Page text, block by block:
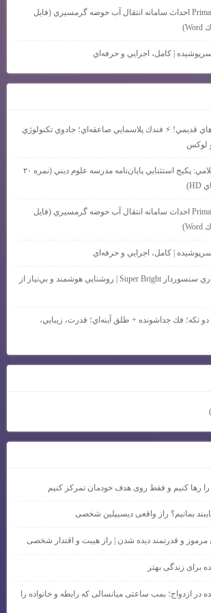
پروژه آماده Primavera P6 احداث سامانه انتقال آب حوضه گرمسيري (فايل
قديمي! ⚡ فندك پلاسمايي صاعقه‌اي؛ جادوي تكنولوژي
لوكس
شاهكار معماري اسلامي: پكيج استثنايي پايان‌نامه مدرسه علوم ديني (نمره ۲۰
پروژه آماده Primavera P6 احداث سامانه انتقال آب حوضه گرمسيري (فايل
چراغ خورشيدي ديواري سنسوردار Super Bright | روشنايي هوشمند و بي‌نياز از
تكه؛ فك جداشونده + طلق آينه‌اي؛ قدرت، زيبايي،
رها کنیم و فقط روی هدف خودمان تمرکز کنیم
بمانیم؟ راز واقعی دیسیپلین شخصی
ازدواج؛ بمب ساعتی میانسالی که رابطه و خانواده را